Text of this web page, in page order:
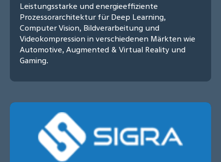
Leistungsstarke und energieeffiziente
Prozessorarchitektur für Deep Learning,
Computer Vision, Bildverarbeitung und
Videokompression in verschiedenen Märkten wie
Automotive, Augmented & Virtual Reality und
Gaming.